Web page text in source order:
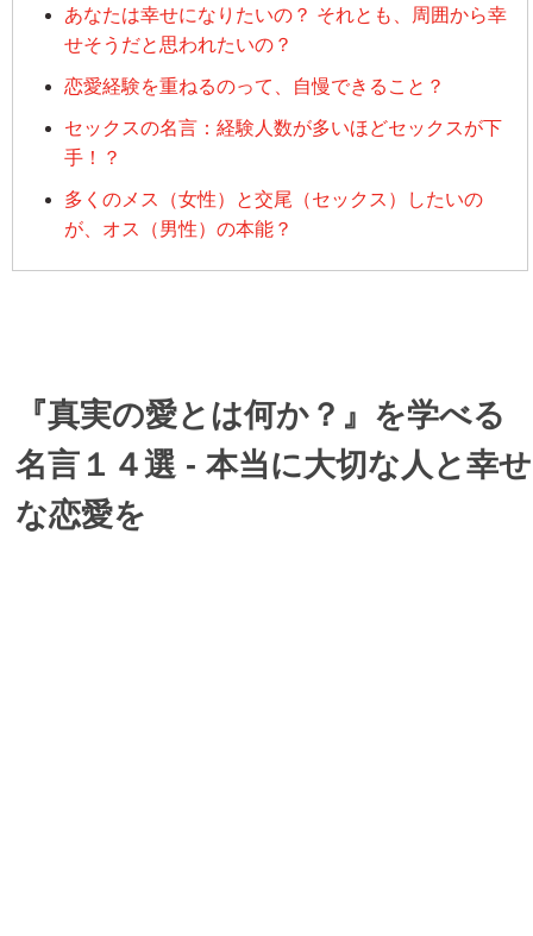
あなたは幸せになりたいの？ それとも、周囲から幸
せそうだと思われたいの？
恋愛経験を重ねるのって、自慢できること？
セックスの名言：経験人数が多いほどセックスが下
手！？
多くのメス（女性）と交尾（セックス）したいの
が、オス（男性）の本能？
『真実の愛とは何か？』を学べる
名言１４選 - 本当に大切な人と幸せ
な恋愛を